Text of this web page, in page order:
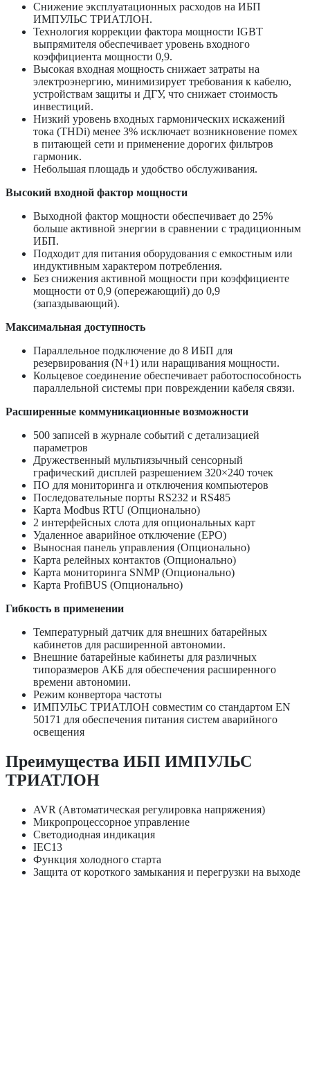
Снижение эксплуатационных расходов на ИБП
ИМПУЛЬС ТРИАТЛОН.
Технология коррекции фактора мощности IGBT
выпрямителя обеспечивает уровень входного
коэффициента мощности 0,9.
Высокая входная мощность снижает затраты на
электроэнергию, минимизирует требования к кабелю,
устройствам защиты и ДГУ, что снижает стоимость
инвестиций.
Низкий уровень входных гармонических искажений
тока (THDi) менее 3% исключает возникновение помех
в питающей сети и применение дорогих фильтров
гармоник.
Небольшая площадь и удобство обслуживания.
Высокий входной фактор мощности
Выходной фактор мощности обеспечивает до 25%
больше активной энергии в сравнении с традиционным
ИБП.
Подходит для питания оборудования с емкостным или
индуктивным характером потребления.
Без снижения активной мощности при коэффициенте
мощности от 0,9 (опережающий) до 0,9
(запаздывающий).
Максимальная доступность
Параллельное подключение до 8 ИБП для
резервирования (N+1) или наращивания мощности.
Кольцевое соединение обеспечивает работоспособность
параллельной системы при повреждении кабеля связи.
Расширенные коммуникационные возможности
500 записей в журнале событий с детализацией
параметров
Дружественный мультиязычный сенсорный
графический дисплей разрешением 320×240 точек
ПО для мониторинга и отключения компьютеров
Последовательные порты RS232 и RS485
Карта Modbus RTU (Опционально)
2 интерфейсных слота для опциональных карт
Удаленное аварийное отключение (EPO)
Выносная панель управления (Опционально)
Карта релейных контактов (Опционально)
Карта мониторинга SNMP (Опционально)
Карта ProfiBUS (Опционально)
Гибкость в применении
Температурный датчик для внешних батарейных
кабинетов для расширенной автономии.
Внешние батарейные кабинеты для различных
типоразмеров АКБ для обеспечения расширенного
времени автономии.
Режим конвертора частоты
ИМПУЛЬС ТРИАТЛОН совместим со стандартом EN
50171 для обеспечения питания систем аварийного
освещения
Преимущества ИБП ИМПУЛЬС
ТРИАТЛОН
AVR (Автоматическая регулировка напряжения)
Микропроцессорное управление
Светодиодная индикация
IEC13
Функция холодного старта
Защита от короткого замыкания и перегрузки на выходе